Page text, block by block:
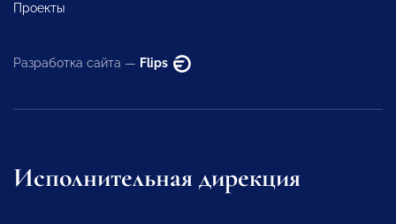
Проекты
Разработка сайта — Flips
Исполнительная дирекция